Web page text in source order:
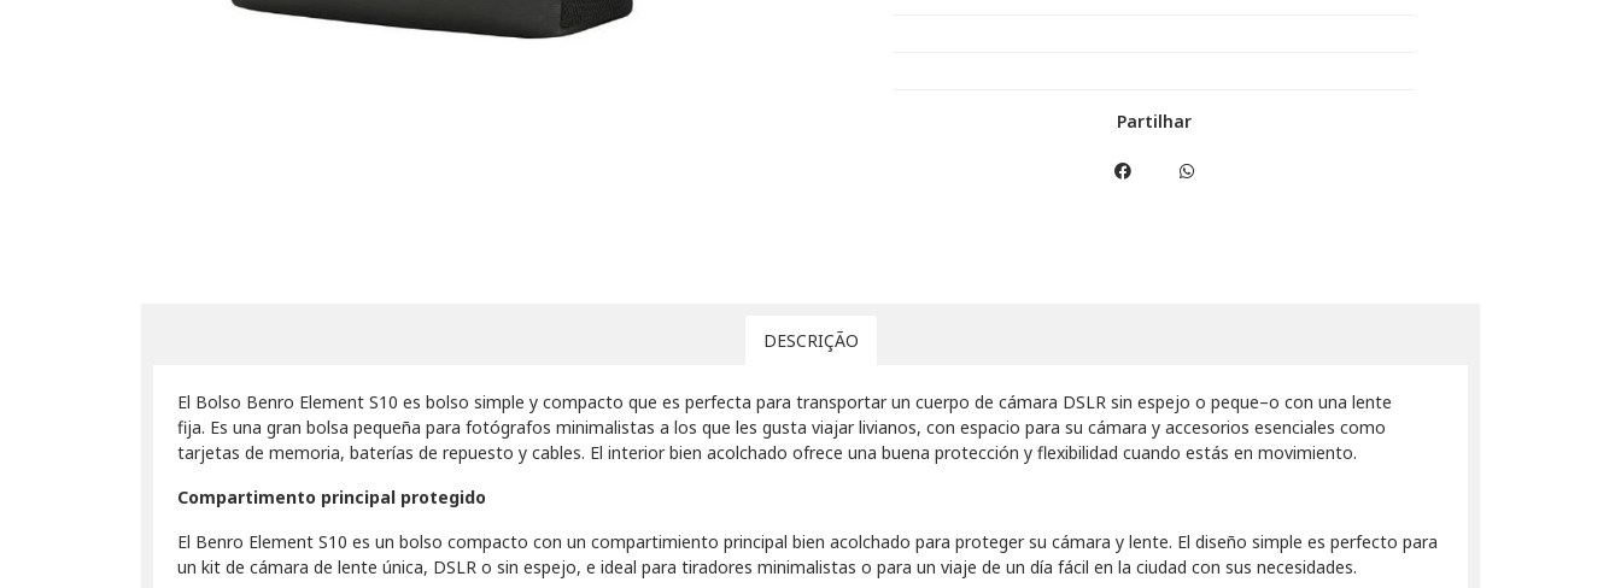
Partilhar
DESCRIÇÃO
El Bolso Benro Element S10 es bolso simple y compacto que es perfecta para transportar un cuerpo de cámara DSLR sin espejo o peque–o con una lente
fija. Es una gran bolsa pequeña para fotógrafos minimalistas a los que les gusta viajar livianos, con espacio para su cámara y accesorios esenciales como
tarjetas de memoria, baterías de repuesto y cables. El interior bien acolchado ofrece una buena protección y flexibilidad cuando estás en movimiento.
Compartimento principal protegido
El Benro Element S10 es un bolso compacto con un compartimiento principal bien acolchado para proteger su cámara y lente. El diseño simple es perfecto para
un kit de cámara de lente única, DSLR o sin espejo, e ideal para tiradores minimalistas o para un viaje de un día fácil en la ciudad con sus necesidades.